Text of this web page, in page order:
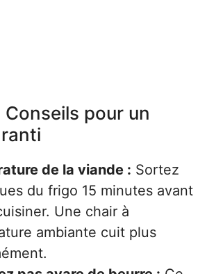
pour un
de la viande : Sortez
du frigo 15 minutes avant
Une chair à
ambiante cuit plus